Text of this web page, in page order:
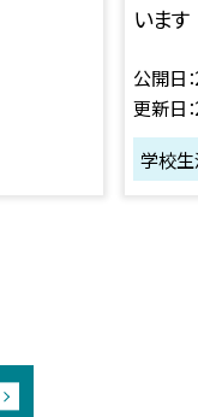
います
公開日
更新日
学校生